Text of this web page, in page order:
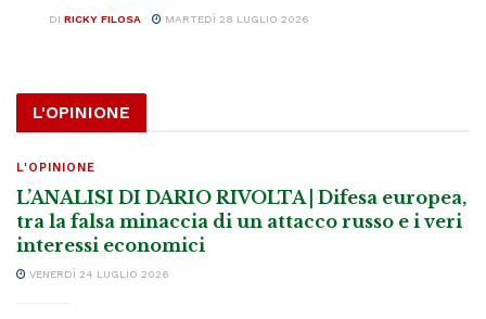
DI RICKY FILOSA MARTEDÌ 28 LUGLIO 2026
L'OPINIONE
L'OPINIONE
L’ANALISI DI DARIO RIVOLTA | Difesa europea,
tra la falsa minaccia di un attacco russo e i veri
interessi economici
VENERDÌ 24 LUGLIO 2026